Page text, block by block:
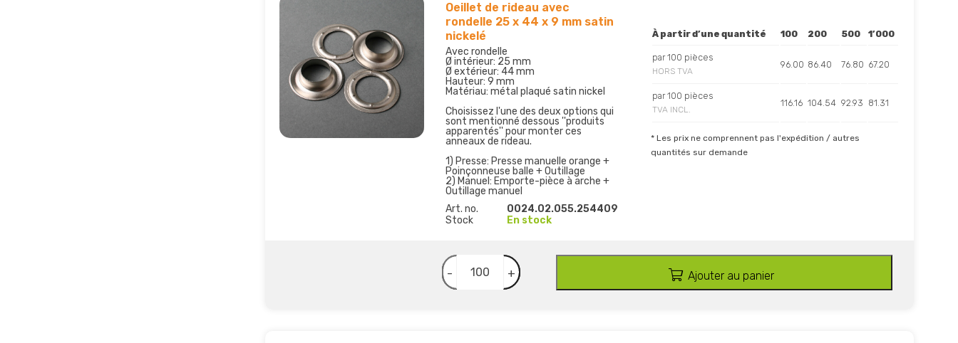
Oeillet de rideau avec
rondelle 25 x 44 x 9 mm satin
nickelé
Avec rondelle
Ø intérieur: 25 mm
Ø extérieur: 44 mm
Hauteur: 9 mm
Matériau: métal plaqué satin nickel
Choisissez l'une des deux options qui
sont mentionné dessous ''produits
apparentés'' pour monter ces
anneaux de rideau.
1) Presse: Presse manuelle orange +
Poinçonneuse balle + Outillage
2) Manuel: Emporte-pièce à arche +
Outillage manuel
Art. no.
0024.02.055.254409
Stock
En stock
À partir d’une quantité 100 200 500 1’000
par 100 pièces
HORS TVA
96.00 86.40 76.80 67.20
par 100 pièces
TVA INCL.
116.16 104.54 92.93 81.31
* Les prix ne comprennent pas l'expédition / autres
quantités sur demande
- + Ajouter au panier